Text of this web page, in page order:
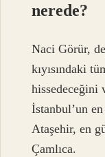
nerede?
Naci Görür,
kıyısındaki
hissedeceğini
İstanbul’un
Ataşehir, en
Çamlıca.